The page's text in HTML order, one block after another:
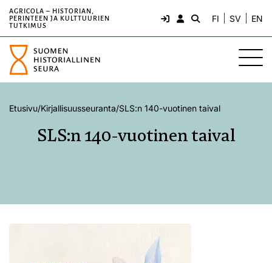
AGRICOLA – HISTORIAN,
PERINTEEN JA KULTTUURIEN
TUTKIMUS
FI SV EN
Etusivu/Kirjallisuusseuranta/SLS:n 140-vuotinen taival
SLS:n 140-vuotinen taival